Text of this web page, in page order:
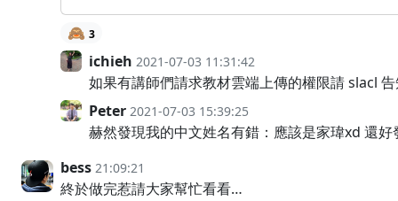
🙈 3
ichieh 2021-07-03 11:31:42
如果有講師們請求教材雲端上傳的權限請 slacl
Peter 2021-07-03 15:39:25
赫然發現我的中文姓名有錯：應該是家瑋xd 還
bess 21:09:21
終於做完惹請大家幫忙看看…